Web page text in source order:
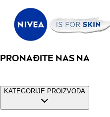
PRONAĐITE NAS NA
KATEGORIJE PROIZVODA